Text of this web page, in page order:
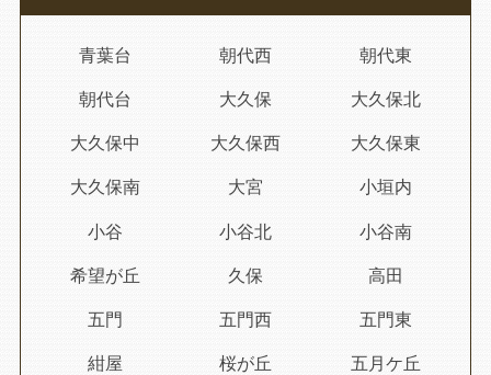
青葉台 朝代西 朝代東
朝代台 大久保 大久保北
大久保中 大久保西 大久保東
大久保南 大宮 小垣内
小谷 小谷北 小谷南
希望が丘 久保 高田
五門 五門西 五門東
紺屋 桜が丘 五月ケ丘